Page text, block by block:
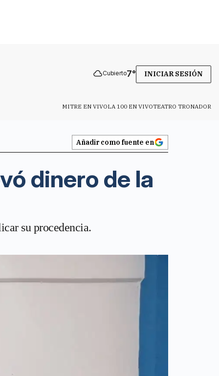
Cubierto7° INICIAR SESIÓN
MITRE EN VIVOLA 100 EN VIVOTEATRO TRONADOR
Añadir como fuente en
dinero de la
su procedencia.